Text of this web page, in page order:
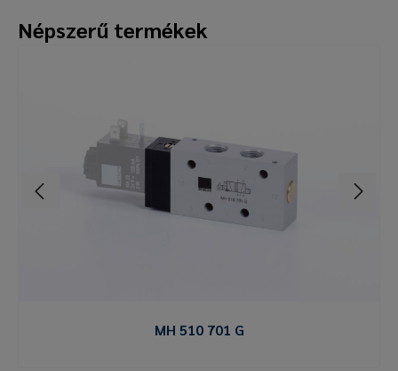
Népszerű termékek
MH 510 701 G